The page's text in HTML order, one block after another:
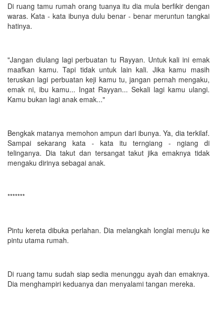
Di ruang tamu rumah orang tuanya itu dia mula berfikir dengan
waras. Kata - kata ibunya dulu benar - benar meruntun tangkai
hatinya.
"Jangan diulang lagi perbuatan tu Rayyan. Untuk kali ini emak
maafkan kamu. Tapi tidak untuk lain kali. Jika kamu masih
teruskan lagi perbuatan keji kamu tu, jangan pernah mengaku,
emak ni, ibu kamu... Ingat Rayyan... Sekali lagi kamu ulangi.
Kamu bukan lagi anak emak..."
Bengkak matanya memohon ampun dari ibunya. Ya, dia terkilaf.
Sampai sekarang kata - kata itu terngiang - ngiang di
telinganya. Dia takut dan tersangat takut jika emaknya tidak
mengaku dirinya sebagai anak.
*******
Pintu kereta dibuka perlahan. Dia melangkah longlai menuju ke
pintu utama rumah.
Di ruang tamu sudah siap sedia menunggu ayah dan emaknya.
Dia menghampiri keduanya dan menyalami tangan mereka.